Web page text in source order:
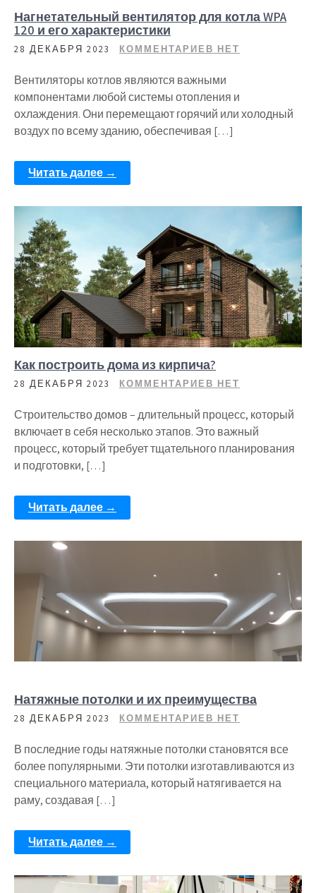
Нагнетательный вентилятор для котла WPA
120 и его характеристики
28 ДЕКАБРЯ 2023 КОММЕНТАРИЕВ НЕТ
Вентиляторы котлов являются важными
компонентами любой системы отопления и
охлаждения. Они перемещают горячий или холодный
воздух по всему зданию, обеспечивая […]
Читать далее →
Как построить дома из кирпича?
28 ДЕКАБРЯ 2023 КОММЕНТАРИЕВ НЕТ
Строительство домов – длительный процесс, который
включает в себя несколько этапов. Это важный
процесс, который требует тщательного планирования
и подготовки, […]
Читать далее →
Натяжные потолки и их преимущества
28 ДЕКАБРЯ 2023 КОММЕНТАРИЕВ НЕТ
В последние годы натяжные потолки становятся все
более популярными. Эти потолки изготавливаются из
специального материала, который натягивается на
раму, создавая […]
Читать далее →